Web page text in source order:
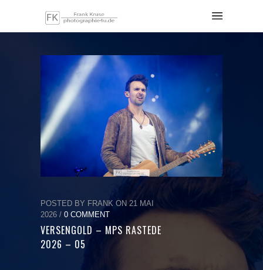
POSTED BY FRANK ON 21 MAI
2026 / 0 COMMENT
VERSENGOLD – MPS RASTEDE
2026 – 05